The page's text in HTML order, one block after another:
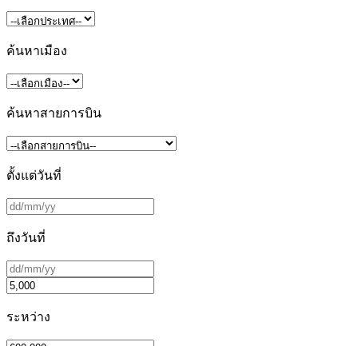
ค้นหาเมือง
ค้นหาสายการบิน
ตั้งแต่วันที่
ถึงวันที่
ระหว่าง